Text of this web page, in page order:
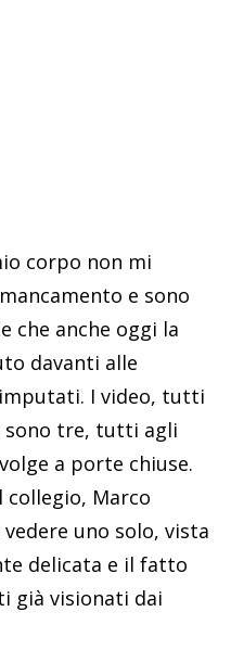
corpo non mi
e sono
che anche oggi la
davanti alle
I video, tutti
sono tre, tutti agli
a porte chiuse.
Marco
uno solo, vista
delicata e il fatto
già visionati dai